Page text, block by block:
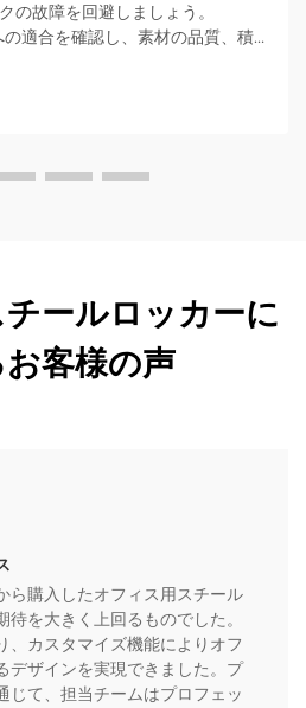
の故障を回避しましょう。
適合を確認し、素材の品質、積
ールロッカーに
お客様の声
ら購入したオフィス用スチール
を大きく上回るものでした。
、カスタマイズ機能によりオフ
デザインを実現できました。プ
じて、担当チームはプロフェッ